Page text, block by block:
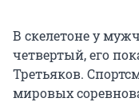
В скелетоне у
четвертый, его
Третьяков.
мировых